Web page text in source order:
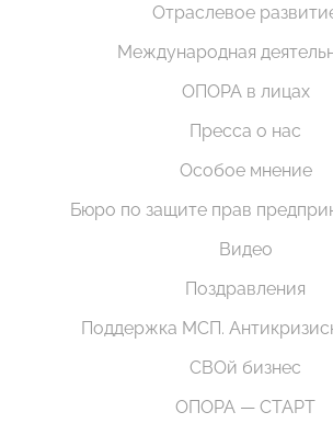
Отраслевое
Международная
ОПОРА в лицах
Пресса о нас
Особое мнение
Бюро по защите прав
Видео
Поздравления
Поддержка МСП.
СВОй бизнес
ОПОРА — СТАРТ